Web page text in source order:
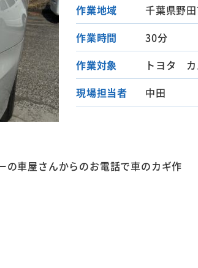
作業地域
千葉県野
作業時間
30分
作業対象
トヨタ カ
現場担当者
中田
の車屋さんからのお電話で車のカギ作